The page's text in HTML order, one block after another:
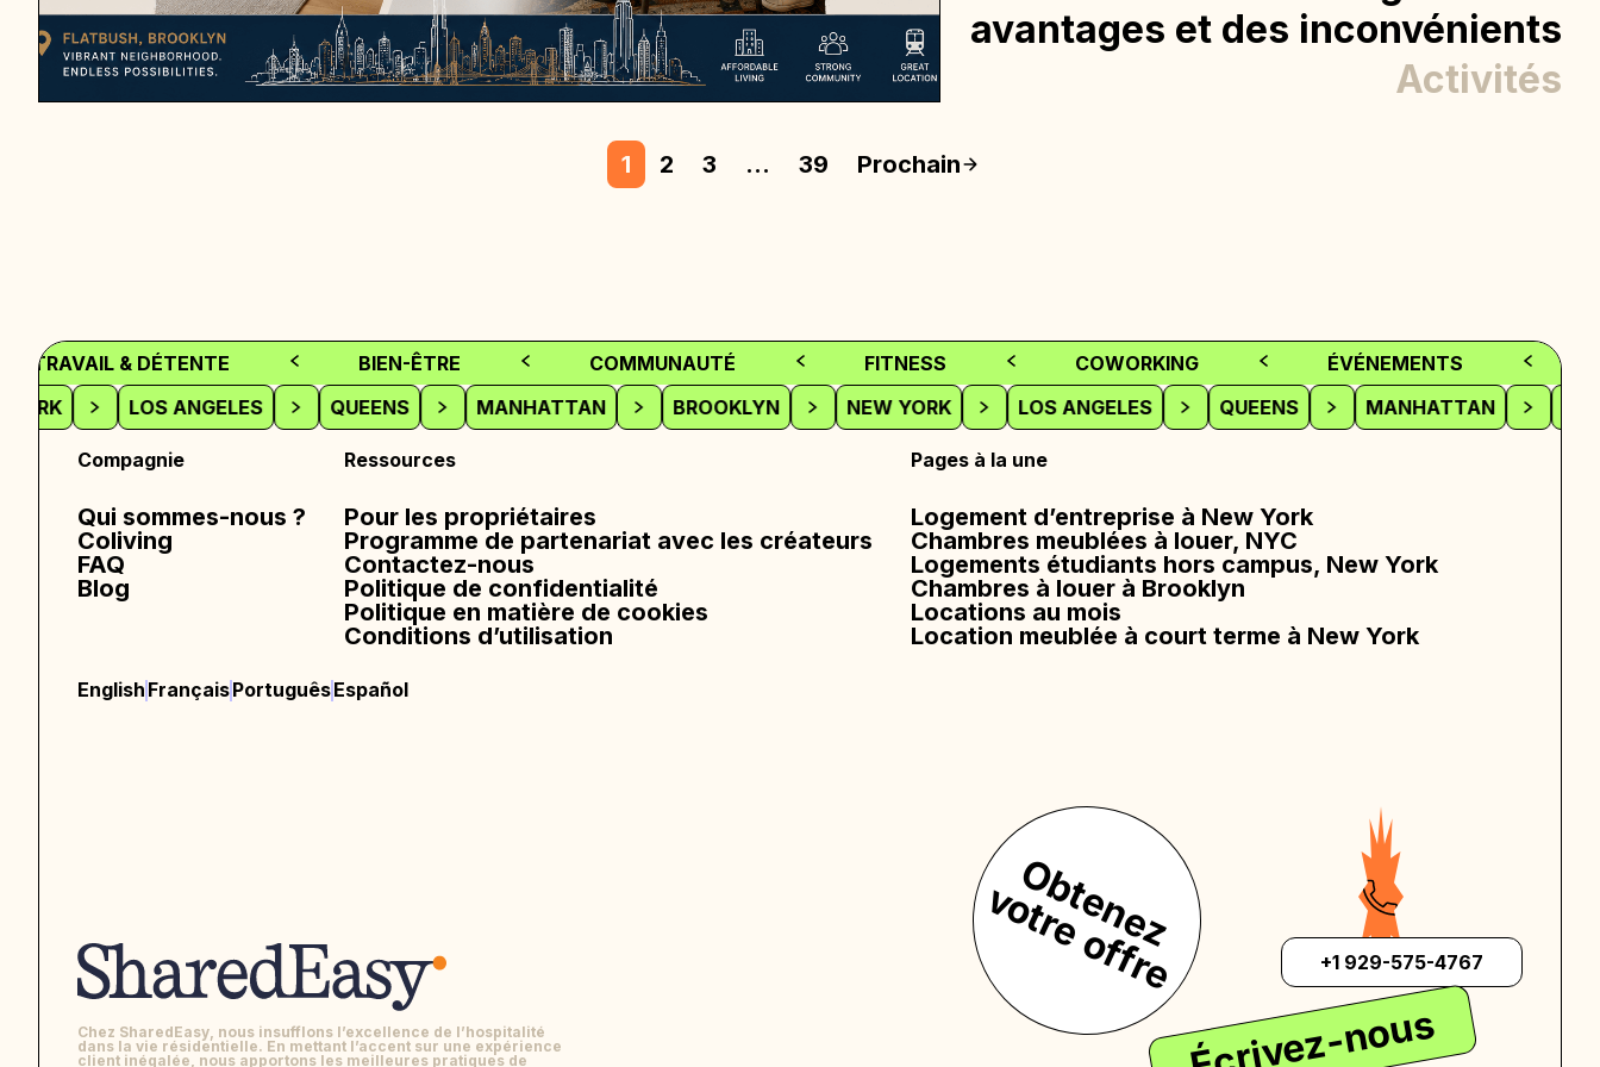
avantages et des inconvénients
Activités
1 2 3 … 39 Prochain
TRAVAIL & DÉTENTE BIEN-ÊTRE COMMUNAUTÉ FITNESS COWORKING ÉVÉNEMENTS
MANHATTAN
QUEENS
LOS ANGELES
NEW YORK
BROOKLYN
MANHATTAN
QUEENS
LOS ANGELES
YORK
Compagnie
Qui sommes-nous ?
Coliving
FAQ
Blog
Ressources
Pour les propriétaires
Programme de partenariat avec les créateurs
Contactez-nous
Politique de confidentialité
Politique en matière de cookies
Conditions d’utilisation
Pages à la une
Logement d’entreprise à New York
Chambres meublées à louer, NYC
Logements étudiants hors campus, New York
Chambres à louer à Brooklyn
Locations au mois
Location meublée à court terme à New York
English FrançaisPortuguêsEspañol
O
b
t
e
n
e
z
v
o
t
r
e
o
f
f
r
e
Écrivez-nous
+1 929-575-4767
Chez SharedEasy, nous insufflons l’excellence de l’hospitalité
dans la vie résidentielle. En mettant l’accent sur une expérience
client inégalée, nous apportons les meilleures pratiques de